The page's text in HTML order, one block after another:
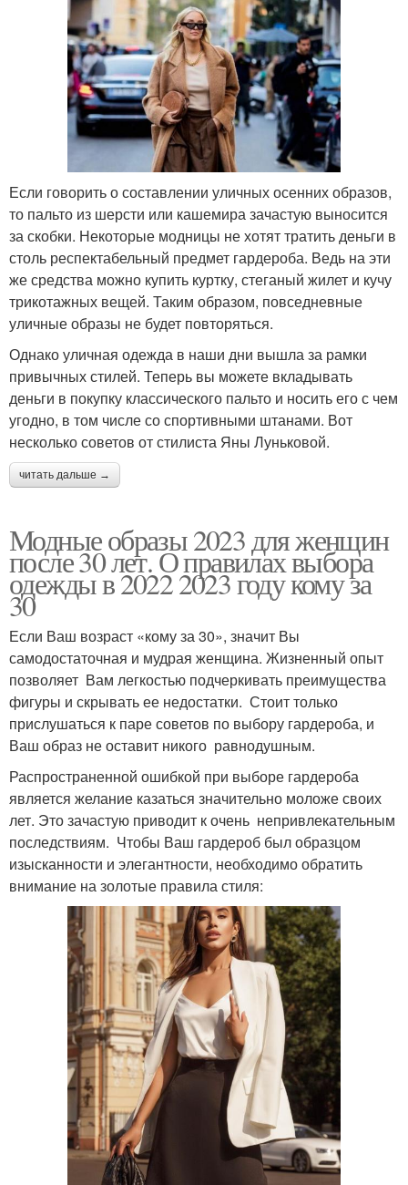
Если говорить о составлении уличных осенних образов,
то пальто из шерсти или кашемира зачастую выносится
за скобки. Некоторые модницы не хотят тратить деньги в
столь респектабельный предмет гардероба. Ведь на эти
же средства можно купить куртку, стеганый жилет и кучу
трикотажных вещей. Таким образом, повседневные
уличные образы не будет повторяться.
Однако уличная одежда в наши дни вышла за рамки
привычных стилей. Теперь вы можете вкладывать
деньги в покупку классического пальто и носить его с чем
угодно, в том числе со спортивными штанами. Вот
несколько советов от стилиста Яны Луньковой.
читать дальше →
Модные образы 2023 для женщин
после 30 лет. О правилах выбора
одежды в 2022 2023 году кому за
30
Если Ваш возраст «кому за 30», значит Вы
самодостаточная и мудрая женщина. Жизненный опыт
позволяет Вам легкостью подчеркивать преимущества
фигуры и скрывать ее недостатки. Стоит только
прислушаться к паре советов по выбору гардероба, и
Ваш образ не оставит никого равнодушным.
Распространенной ошибкой при выборе гардероба
является желание казаться значительно моложе своих
лет. Это зачастую приводит к очень непривлекательным
последствиям. Чтобы Ваш гардероб был образцом
изысканности и элегантности, необходимо обратить
внимание на золотые правила стиля: